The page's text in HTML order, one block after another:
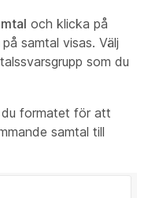
och klicka på
samtal visas. Välj
som du
du formatet för att
samtal till